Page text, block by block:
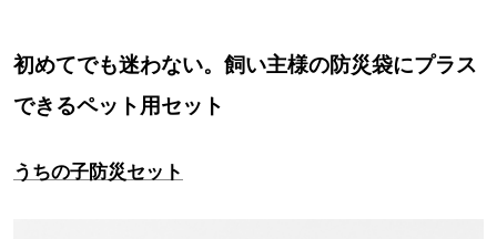
初めてでも迷わない。飼い主様の防災袋にプラス
できるペット用セット
うちの子防災セット